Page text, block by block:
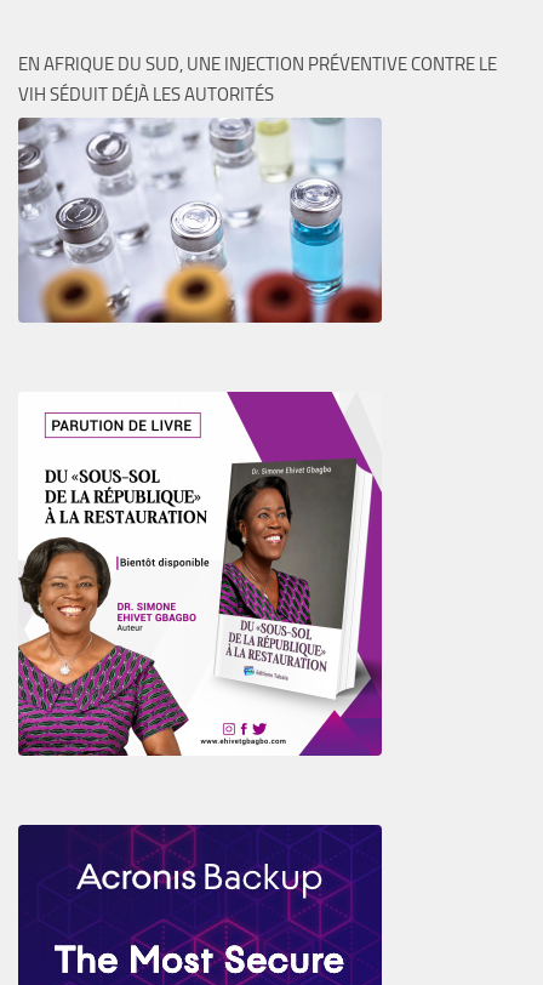
EN AFRIQUE DU SUD, UNE INJECTION PRÉVENTIVE CONTRE LE
VIH SÉDUIT DÉJÀ LES AUTORITÉS